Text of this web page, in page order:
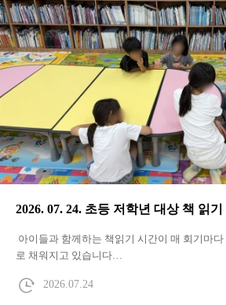
2026. 07. 24. 초등 저학년 대상 책 읽
아이들과 함께하는 책읽기 시간이 매 회기마
로 채워지고 있습니다…
2026.07.24